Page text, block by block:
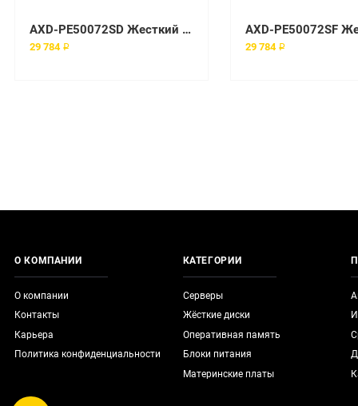
AXD-PE50072SD Жесткий диск Axiom 7200 об/мин SATA
29 784 ₽ 29 784 ₽
О КОМПАНИИ
О компании
Контакты
Карьера
Политика конфиденциальности
КАТЕГОРИИ
Серверы
Жёсткие диски
Оперативная память
Блоки питания
Материнские платы